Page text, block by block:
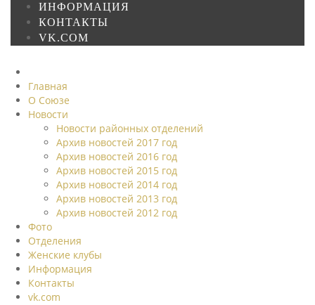
ИНФОРМАЦИЯ
КОНТАКТЫ
VK.COM
Главная
О Союзе
Новости
Новости районных отделений
Архив новостей 2017 год
Архив новостей 2016 год
Архив новостей 2015 год
Архив новостей 2014 год
Архив новостей 2013 год
Архив новостей 2012 год
Фото
Отделения
Женские клубы
Информация
Контакты
vk.com